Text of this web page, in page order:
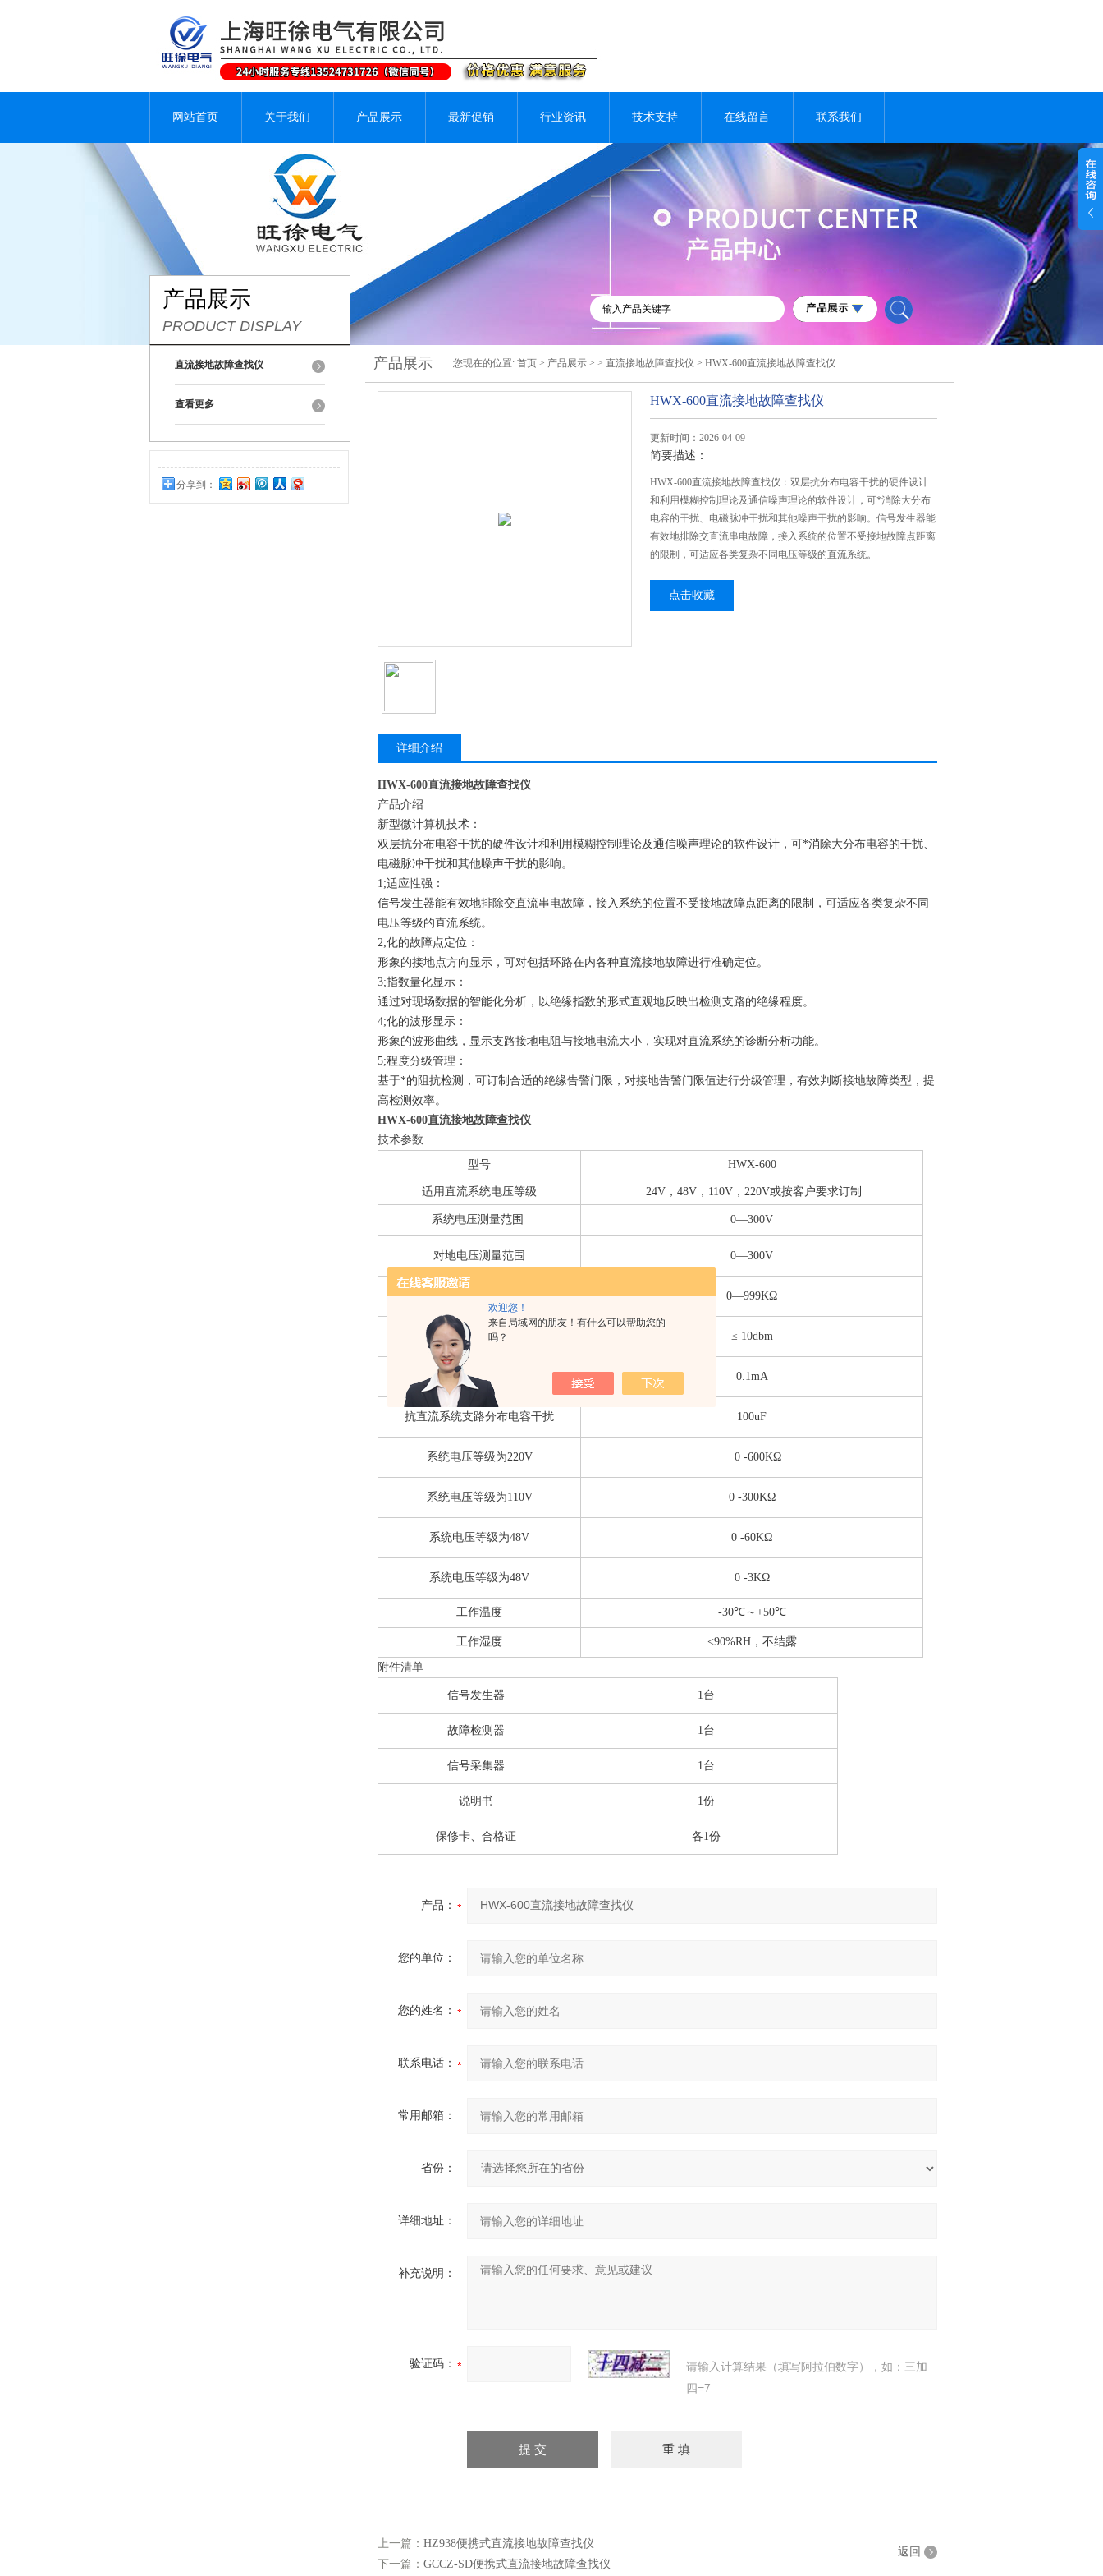
欢迎您！
来自局域网的朋友！有什么可以帮助您的
吗？
网站首页 关于我们 产品展示 最新促销 行业资讯 技术支持 在线留言 联系我们
产品展示
PRODUCT DISPLAY
直流接地故障查找仪
查看更多
分享到：
产品展示 您现在的位置: 首页 > 产品展示 > > 直流接地故障查找仪 > HWX-600直流接地故障查找仪
HWX-600直流接地故障查找仪
更新时间：2026-04-09
简要描述：
HWX-600直流接地故障查找仪：双层抗分布电容干扰的硬件设计
和利用模糊控制理论及通信噪声理论的软件设计，可*消除大分布
电容的干扰、电磁脉冲干扰和其他噪声干扰的影响。信号发生器能
有效地排除交直流串电故障，接入系统的位置不受接地故障点距离
的限制，可适应各类复杂不同电压等级的直流系统。
点击收藏
详细介绍
HWX-600直流接地故障查找仪
产品介绍
新型微计算机技术：
双层抗分布电容干扰的硬件设计和利用模糊控制理论及通信噪声理论的软件设计，可*消除大分布电容的干扰、
电磁脉冲干扰和其他噪声干扰的影响。
1;适应性强：
信号发生器能有效地排除交直流串电故障，接入系统的位置不受接地故障点距离的限制，可适应各类复杂不同
电压等级的直流系统。
2;化的故障点定位：
形象的接地点方向显示，可对包括环路在内各种直流接地故障进行准确定位。
3;指数量化显示：
通过对现场数据的智能化分析，以绝缘指数的形式直观地反映出检测支路的绝缘程度。
4;化的波形显示：
形象的波形曲线，显示支路接地电阻与接地电流大小，实现对直流系统的诊断分析功能。
5;程度分级管理：
基于*的阻抗检测，可订制合适的绝缘告警门限，对接地告警门限值进行分级管理，有效判断接地故障类型，提
高检测效率。
HWX-600直流接地故障查找仪
技术参数
型号
HWX-600
适用直流系统电压等级 24V，48V，110V，220V或按客户要求订制
系统电压测量范围 0—300V
对地电压测量范围 0—300V
系统对地阻抗测量范围 0—999KΩ
无线通信信号功能 ≤ 10dbm
对地漏电流检测分辨率 0.1mA
抗直流系统支路分布电容干扰 100uF
系统电压等级为220V 0 -600KΩ
系统电压等级为110V 0 -300KΩ
系统电压等级为48V 0 -60KΩ
系统电压等级为48V 0 -3KΩ
工作温度 -30℃～+50℃
工作湿度 <90%RH，不结露
附件清单
信号发生器 1台
故障检测器 1台
信号采集器 1台
说明书 1份
保修卡、合格证 各1份
产品：
您的单位：
您的姓名：
联系电话：
常用邮箱：
省份：
详细地址：
补充说明：
验证码：
请输入计算结果（填写阿拉伯数字），如：三加
四=7
上一篇： HZ938便携式直流接地故障查找仪
下一篇： GCCZ-SD便携式直流接地故障查找仪
返回